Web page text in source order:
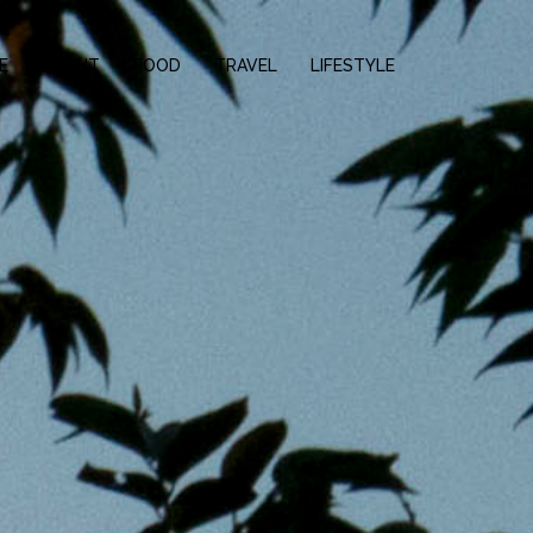
ABOUT FOOD TRAVEL LIFESTYLE